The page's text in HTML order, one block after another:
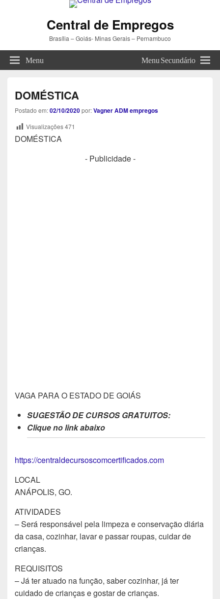
Central de Empregos
Brasília – Goiás- Minas Gerais – Pernambuco
Menu Menu Secundário
DOMÉSTICA
Postado em:02/10/2020por:Vagner ADM empregos
Visualizações471
DOMÉSTICA
- Publicidade -
VAGA PARA O ESTADO DE GOIÁS
SUGESTÃO DE CURSOS GRATUITOS:
Clique no link abaixo
https://centraldecursoscomcertificados.com
LOCAL
ANÁPOLIS, GO.
ATIVIDADES
– Será responsável pela limpeza e conservação diária
da casa, cozinhar, lavar e passar roupas, cuidar de
crianças.
REQUISITOS
– Já ter atuado na função, saber cozinhar, já ter
cuidado de crianças e gostar de crianças.